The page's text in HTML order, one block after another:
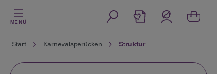
MENÜ
Start Karnevalsperücken Struktur